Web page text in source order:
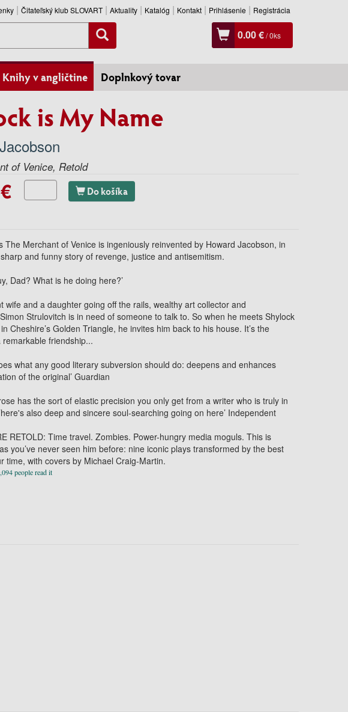
Čitateľský klub SLOVART Aktuality Katalóg Kontakt Prihlásenie Registrácia
0.00 €/0ks
Knihy v angličtine Doplnkový tovar
is My Name
of Venice, Retold
Do košíka
The Merchant of Veniceis ingeniously reinvented by Howard Jacobson, in
and funny story of revenge, justice and antisemitism.
Dad? What is he doing here?’
wife and a daughter going off the rails, wealthy art collector and
Strulovitch is in need of someone to talk to. So when he meets Shylock
Cheshire’s Golden Triangle, he invites him back to his house. It’s the
friendship...
what any good literary subversion should do: deepens and enhances
of the original’Guardian
has the sort of elastic precision you only get from a writer who is truly in
also deep and sincere soul-searching going on here’ Independent
RETOLD: Time travel. Zombies. Power-hungry media moguls. This is
you’ve never seen him before: nine iconic plays transformed by the best
time, with covers by Michael Craig-Martin.